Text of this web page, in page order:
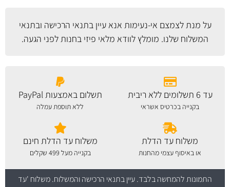
על מנת לצמצם אי-נעימות אנא עייןבתנאי הרכישה ובתנאי
המשלוח שלנו. מומלץ לוודא מלאי פיזי בחנות לפני הגעה.
עד 6 תשלומים ללא ריבית
בקנייה בכרטיס אשראי
תשלום באמצעות PayPal
ללא תוספת עמלה
משלוח עד הדלת
או באיסוף עצמי מהחנות
משלוח עד הדלת חינם
בקנייה מעל 499 שקלים
התמונות להמחשה בלבד.עיין בתנאי הרכישה והמשלוח. משלוח 'עד